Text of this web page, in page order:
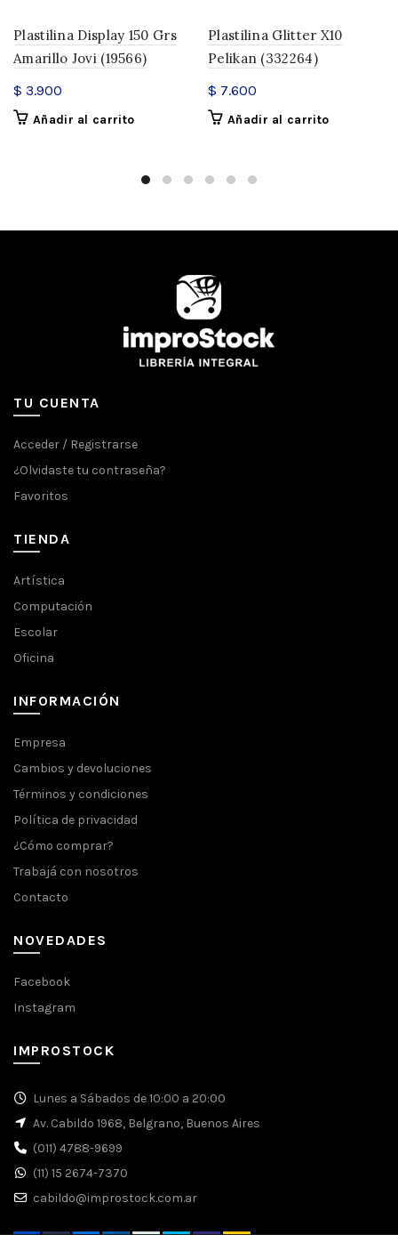
Plastilina Display 150 Grs
Amarillo Jovi (19566)
$ 3.900
Añadir al carrito
Plastilina Glitter X10
Pelikan (332264)
$ 7.600
Añadir al carrito
TU CUENTA
Acceder / Registrarse
¿Olvidaste tu contraseña?
Favoritos
TIENDA
Artística
Computación
Escolar
Oficina
INFORMACIÓN
Empresa
Cambios y devoluciones
Términos y condiciones
Política de privacidad
¿Cómo comprar?
Trabajá con nosotros
Contacto
NOVEDADES
Facebook
Instagram
IMPROSTOCK
Lunes a Sábados de 10:00 a 20:00
Av. Cabildo 1968, Belgrano, Buenos Aires
(011) 4788-9699
(11) 15 2674-7370
cabildo@improstock.com.ar